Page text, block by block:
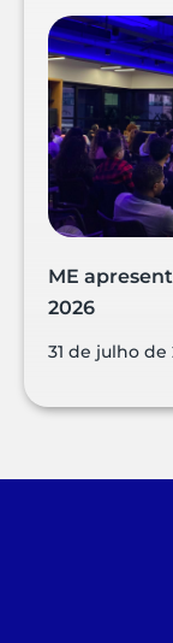
ME
2026
31 de julho de